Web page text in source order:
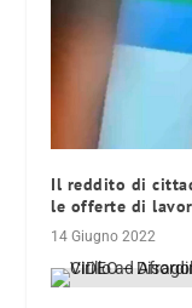
Il reddito di
le offerte di
14 Giugno 2022